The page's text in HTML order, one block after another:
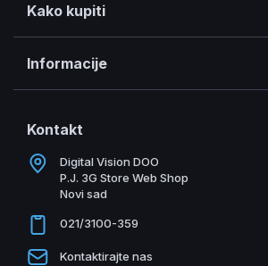
Kako kupiti
Informacije
Kontakt
Digital Vision DOO
P.J. 3G Store Web Shop
Novi sad
021/3100-359
Kontaktirajte nas